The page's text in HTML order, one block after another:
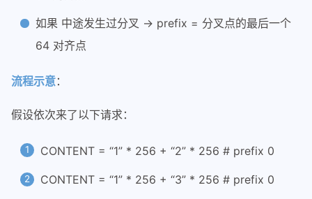
如果 中途发生过分叉 → prefix = 分叉点的最后一个
64 对齐点
流程示意：
假设依次来了以下请求：
CONTENT = “1” * 256 + “2” * 256 # prefix 0
CONTENT = “1” * 256 + “3” * 256 # prefix 0